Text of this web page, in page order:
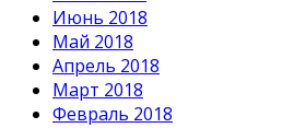
Июнь 2018
Май 2018
Апрель 2018
Март 2018
Февраль 2018